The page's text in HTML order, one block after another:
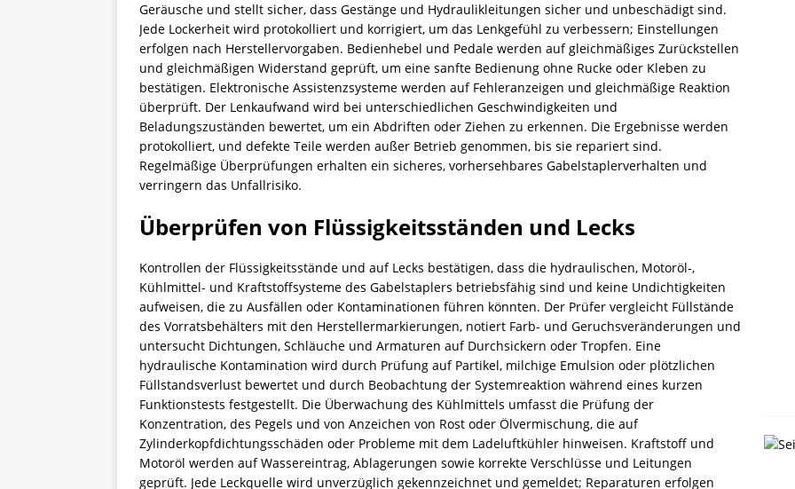
Geräusche und stellt sicher, dass Gestänge und Hydraulikleitungen sicher und unbeschädigt sind.
Jede Lockerheit wird protokolliert und korrigiert, um das Lenkgefühl zu verbessern; Einstellungen
erfolgen nach Herstellervorgaben. Bedienhebel und Pedale werden auf gleichmäßiges Zurückstellen
und gleichmäßigen Widerstand geprüft, um eine sanfte Bedienung ohne Rucke oder Kleben zu
bestätigen. Elektronische Assistenzsysteme werden auf Fehleranzeigen und gleichmäßige Reaktion
überprüft. Der Lenkaufwand wird bei unterschiedlichen Geschwindigkeiten und
Beladungszuständen bewertet, um ein Abdriften oder Ziehen zu erkennen. Die Ergebnisse werden
protokolliert, und defekte Teile werden außer Betrieb genommen, bis sie repariert sind.
Regelmäßige Überprüfungen erhalten ein sicheres, vorhersehbares Gabelstaplerverhalten und
verringern das Unfallrisiko.
Überprüfen von Flüssigkeitsständen und Lecks
Kontrollen der Flüssigkeitsstände und auf Lecks bestätigen, dass die hydraulischen, Motoröl-,
Kühlmittel- und Kraftstoffsysteme des Gabelstaplers betriebsfähig sind und keine Undichtigkeiten
aufweisen, die zu Ausfällen oder Kontaminationen führen könnten. Der Prüfer vergleicht Füllstände
des Vorratsbehälters mit den Herstellermarkierungen, notiert Farb- und Geruchsveränderungen und
untersucht Dichtungen, Schläuche und Armaturen auf Durchsickern oder Tropfen. Eine
hydraulische Kontamination wird durch Prüfung auf Partikel, milchige Emulsion oder plötzlichen
Füllstandsverlust bewertet und durch Beobachtung der Systemreaktion während eines kurzen
Funktionstests festgestellt. Die Überwachung des Kühlmittels umfasst die Prüfung der
Konzentration, des Pegels und von Anzeichen von Rost oder Ölvermischung, die auf
Zylinderkopfdichtungsschäden oder Probleme mit dem Ladeluftkühler hinweisen. Kraftstoff und
Motoröl werden auf Wassereintrag, Ablagerungen sowie korrekte Verschlüsse und Leitungen
geprüft. Jede Leckquelle wird unverzüglich gekennzeichnet und gemeldet; Reparaturen erfolgen